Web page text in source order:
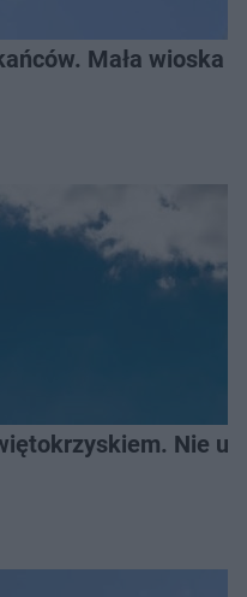
Mała wioska
Nie